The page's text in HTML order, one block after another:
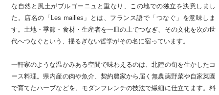
な自然と風土がブルゴーニュと重なり、この地での独立を決意しまし
た。店名の「Les mailles」とは、フランス語で「つなぐ」を意味しま
す。土地・季節・食材・生産者を一皿の上でつなぎ、その文化を次の世
代へつなぐという、揺るぎない哲学がその名に宿っています。
一軒家のような温かみある空間で味わえるのは、北陸の旬を生かしたコ
ース料理。県内産の肉や魚介、契約農家から届く無農薬野菜や自家菜園
で育てたハーブなどを、モダンフレンチの技法で繊細に仕立てます。料